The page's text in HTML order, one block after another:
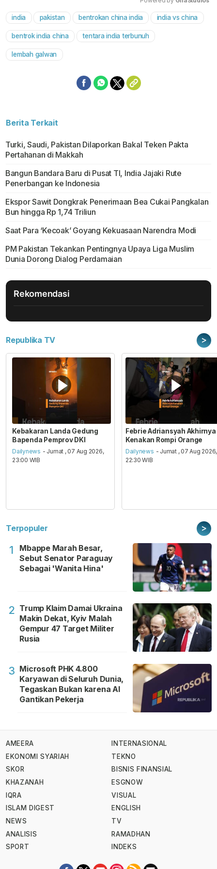
Mute
india pakistan bentrokan china india india vs china
bentrok india china tentara india terbunuh
lembah galwan
Berita Terkait
Turki, Saudi, Pakistan Dilaporkan Bakal Teken Pakta
Pertahanan di Makkah
Bangun Bandara Baru di Pusat TI, India Jajaki Rute
Penerbangan ke Indonesia
Ekspor Sawit Dongkrak Penerimaan Bea Cukai Pangkalan
Bun hingga Rp 1,74 Triliun
Saat Para ‘Kecoak’ Goyang Kekuasaan Narendra Modi
PM Pakistan Tekankan Pentingnya Upaya Liga Muslim
Dunia Dorong Dialog Perdamaian
Rekomendasi
Republika TV >
Kebakaran Landa Gedung
Bapenda Pemprov DKI
Dailynews - Jumat , 07 Aug 2026,
23:00 WIB
Febrie Adriansyah Akhirnya
Kenakan Rompi Orange
Dailynews - Jumat , 07 Aug 2026,
22:30 WIB
Terpopuler >
1
Mbappe Marah Besar,
Sebut Senator Paraguay
Sebagai 'Wanita Hina'
2 Trump Klaim Damai Ukraina
Makin Dekat, Kyiv Malah
Gempur 47 Target Militer
Rusia
3 Microsoft PHK 4.800
Karyawan di Seluruh Dunia,
Tegaskan Bukan karena AI
Gantikan Pekerja
AMEERA
EKONOMI SYARIAH
SKOR
KHAZANAH
IQRA
ISLAM DIGEST
NEWS
ANALISIS
SPORT
INTERNASIONAL
TEKNO
BISNIS FINANSIAL
ESGNOW
VISUAL
ENGLISH
TV
RAMADHAN
INDEKS